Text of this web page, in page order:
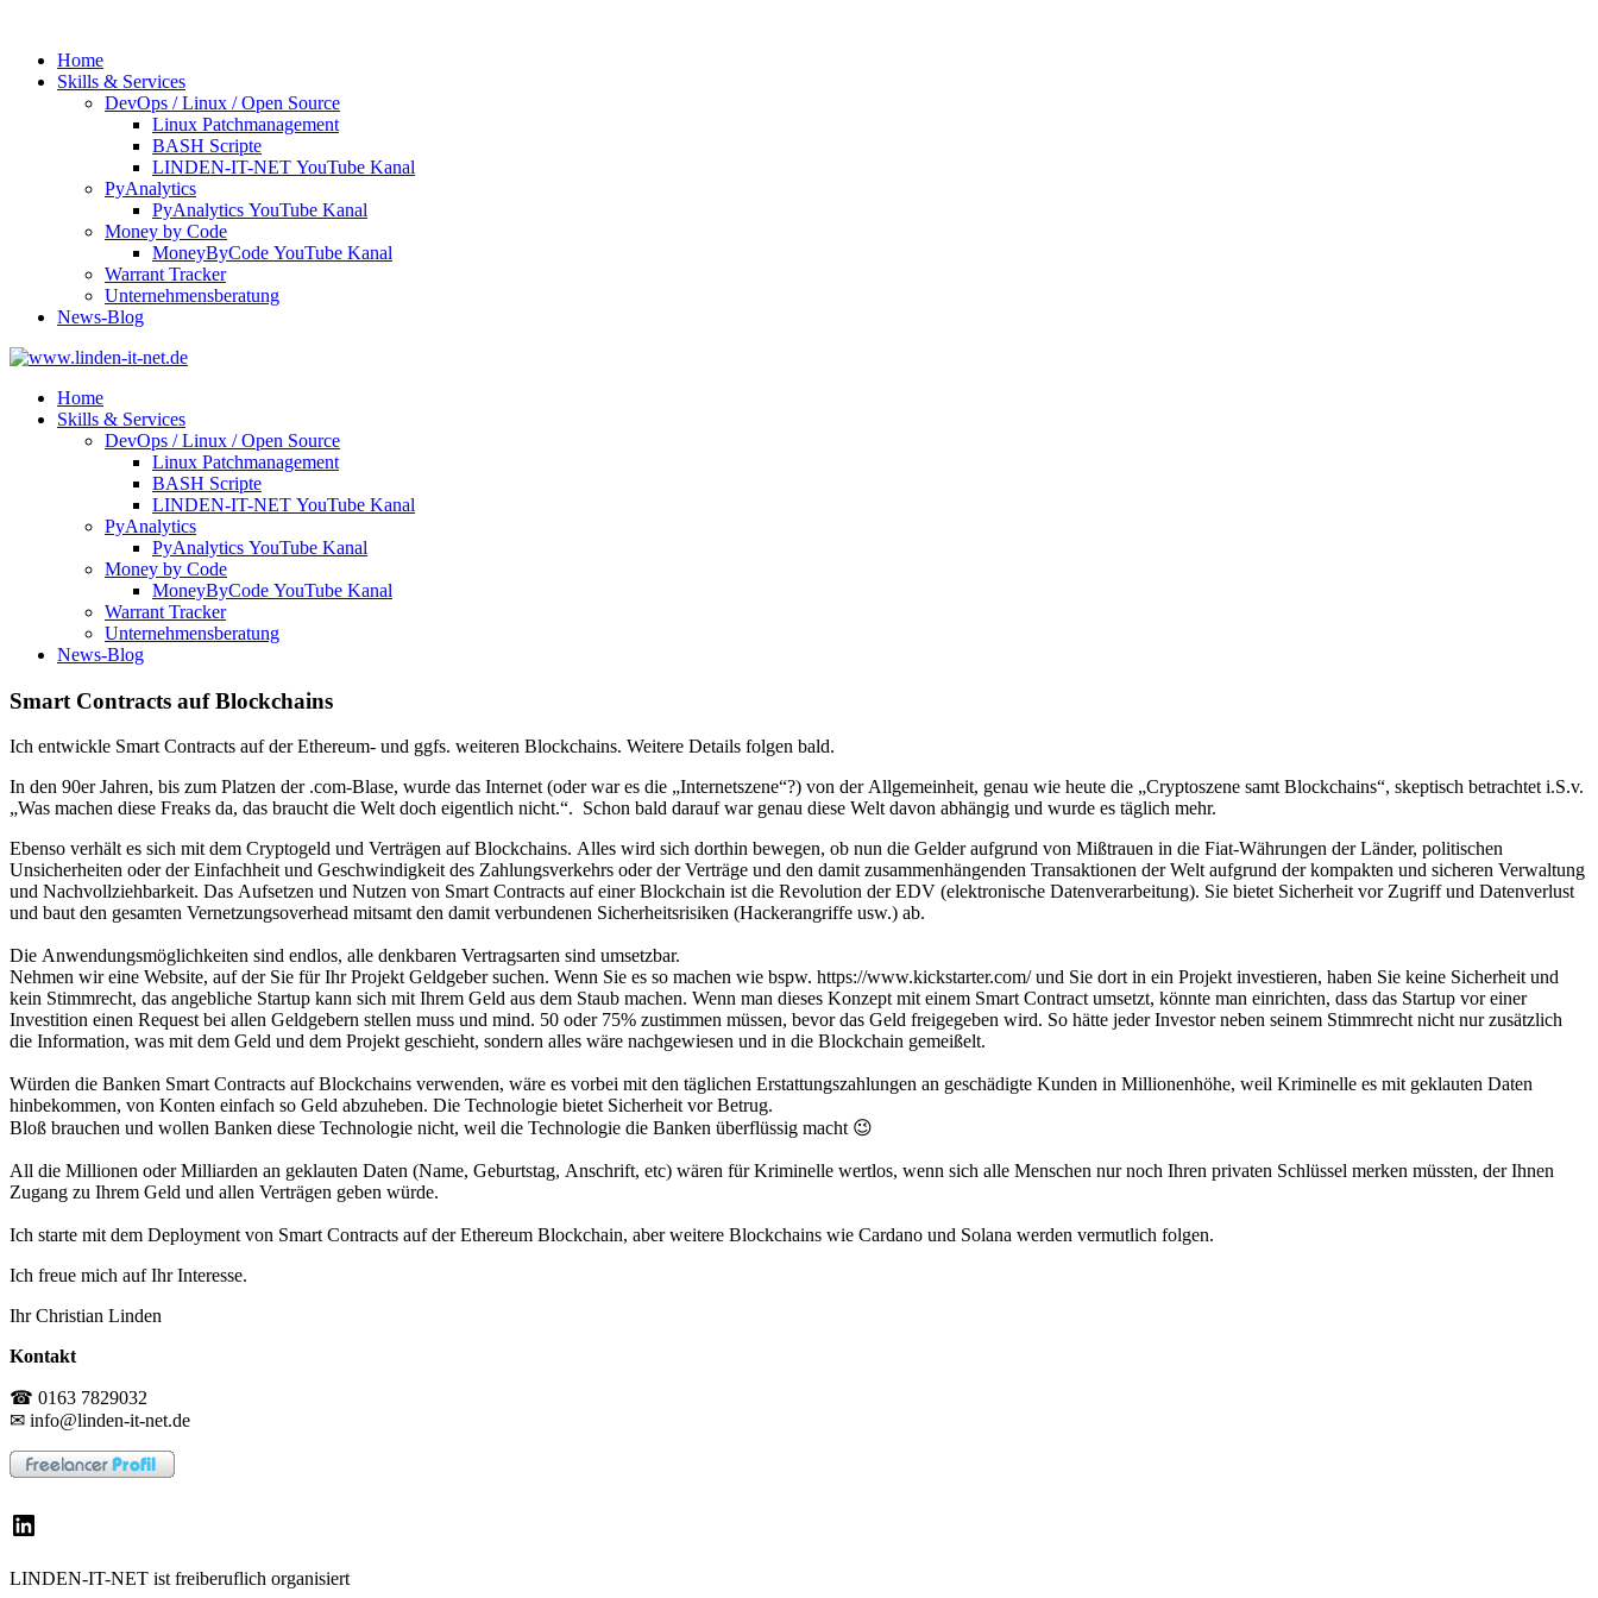
Home
Skills & Services
DevOps / Linux / Open Source
Linux Patchmanagement
BASH Scripte
LINDEN-IT-NET YouTube Kanal
PyAnalytics
PyAnalytics YouTube Kanal
Money by Code
MoneyByCode YouTube Kanal
Warrant Tracker
Unternehmensberatung
News-Blog
Home
Skills & Services
DevOps / Linux / Open Source
Linux Patchmanagement
BASH Scripte
LINDEN-IT-NET YouTube Kanal
PyAnalytics
PyAnalytics YouTube Kanal
Money by Code
MoneyByCode YouTube Kanal
Warrant Tracker
Unternehmensberatung
News-Blog
Smart Contracts auf Blockchains
Ich entwickle Smart Contracts auf der Ethereum- und ggfs. weiteren Blockchains. Weitere Details folgen bald.
In den 90er Jahren, bis zum Platzen der .com-Blase, wurde das Internet (oder war es die „Internetszene“?) von der Allgemeinheit, genau wie heute die „Cryptoszene samt Blockchains“, skeptisch betrachtet i.S.v.
„Was machen diese Freaks da, das braucht die Welt doch eigentlich nicht.“. Schon bald darauf war genau diese Welt davon abhängig und wurde es täglich mehr.
Ebenso verhält es sich mit dem Cryptogeld und Verträgen auf Blockchains. Alles wird sich dorthin bewegen, ob nun die Gelder aufgrund von Mißtrauen in die Fiat-Währungen der Länder, politischen
Unsicherheiten oder der Einfachheit und Geschwindigkeit des Zahlungsverkehrs oder der Verträge und den damit zusammenhängenden Transaktionen der Welt aufgrund der kompakten und sicheren Verwaltung
und Nachvollziehbarkeit. Das Aufsetzen und Nutzen von Smart Contracts auf einer Blockchain ist die Revolution der EDV (elektronische Datenverarbeitung). Sie bietet Sicherheit vor Zugriff und Datenverlust
und baut den gesamten Vernetzungsoverhead mitsamt den damit verbundenen Sicherheitsrisiken (Hackerangriffe usw.) ab.
Die Anwendungsmöglichkeiten sind endlos, alle denkbaren Vertragsarten sind umsetzbar.
Nehmen wir eine Website, auf der Sie für Ihr Projekt Geldgeber suchen. Wenn Sie es so machen wie bspw. https://www.kickstarter.com/ und Sie dort in ein Projekt investieren, haben Sie keine Sicherheit und
kein Stimmrecht, das angebliche Startup kann sich mit Ihrem Geld aus dem Staub machen. Wenn man dieses Konzept mit einem Smart Contract umsetzt, könnte man einrichten, dass das Startup vor einer
Investition einen Request bei allen Geldgebern stellen muss und mind. 50 oder 75% zustimmen müssen, bevor das Geld freigegeben wird. So hätte jeder Investor neben seinem Stimmrecht nicht nur zusätzlich
die Information, was mit dem Geld und dem Projekt geschieht, sondern alles wäre nachgewiesen und in die Blockchain gemeißelt.
Würden die Banken Smart Contracts auf Blockchains verwenden, wäre es vorbei mit den täglichen Erstattungszahlungen an geschädigte Kunden in Millionenhöhe, weil Kriminelle es mit geklauten Daten
hinbekommen, von Konten einfach so Geld abzuheben. Die Technologie bietet Sicherheit vor Betrug.
Bloß brauchen und wollen Banken diese Technologie nicht, weil die Technologie die Banken überflüssig macht 😉
All die Millionen oder Milliarden an geklauten Daten (Name, Geburtstag, Anschrift, etc) wären für Kriminelle wertlos, wenn sich alle Menschen nur noch Ihren privaten Schlüssel merken müssten, der Ihnen
Zugang zu Ihrem Geld und allen Verträgen geben würde.
Ich starte mit dem Deployment von Smart Contracts auf der Ethereum Blockchain, aber weitere Blockchains wie Cardano und Solana werden vermutlich folgen.
Ich freue mich auf Ihr Interesse.
Ihr Christian Linden
Kontakt
☎ 0163 7829032
✉ info@linden-it-net.de
LinkedIn
LINDEN-IT-NET ist freiberuflich organisiert